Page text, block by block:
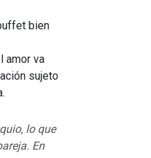
bien
amor va
sujeto
lo que
En